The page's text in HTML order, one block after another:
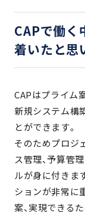
CAPで働く
着いたと思
CAPはプライム
新規システム構
とができます。
そのためプロジ
ス管理、予算管
ルが身に付きま
ションが非常に
案、実現できる